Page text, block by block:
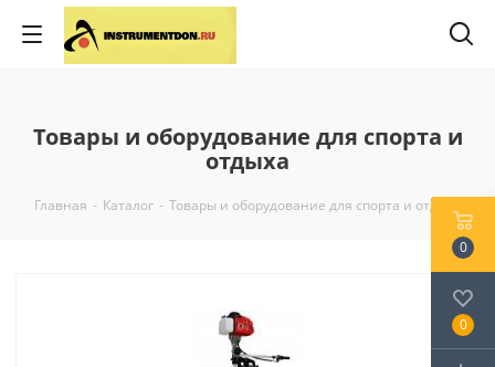
Товары и оборудование для спорта и
отдыха
Главная - Каталог - Товары и оборудование для спорта и отдыха
0
0